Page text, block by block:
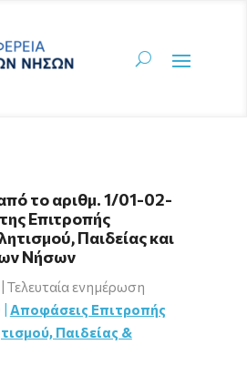
το αριθμ. 1/01-02-
Επιτροπής
Παιδείας και
Νήσων
ενημέρωση
Αποφάσεις Επιτροπής
Παιδείας &